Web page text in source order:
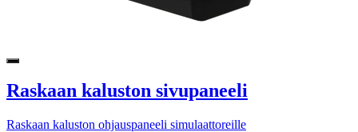
Raskaan kaluston sivupaneeli
Raskaan kaluston ohjauspaneeli simulaattoreille